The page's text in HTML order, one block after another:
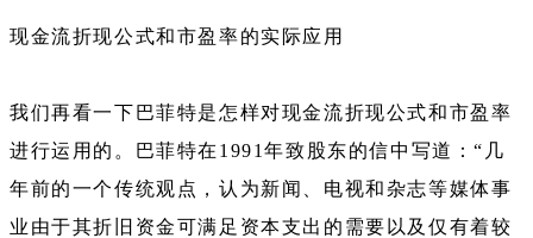
现金流折现公式和市盈率的实际应用
我们再看一下巴菲特是怎样对现金流折现公式和市盈率
进行运用的。巴菲特在1991年致股东的信中写道：“几
年前的一个传统观点，认为新闻、电视和杂志等媒体事
业由于其折旧资金可满足资本支出的需要以及仅有着较